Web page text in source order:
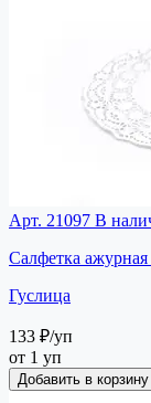
Арт. 21097 В
Салфетка
Гуслица
133 ₽/уп
от 1 уп
Добавить в корзину